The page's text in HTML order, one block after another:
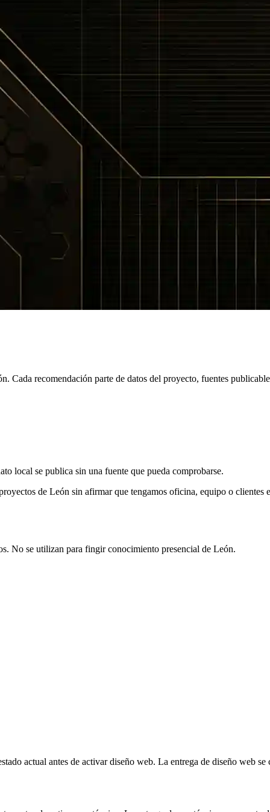
Cada recomendación parte de datos del proyecto, fuentes
local se publica sin una fuente que pueda comprobarse.
de León sin afirmar que tengamos oficina, equipo o
No se utilizan para fingir conocimiento presencial de León.
actual antes de activar diseño web. La entrega de diseño web